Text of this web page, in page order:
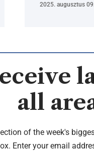
2025. augusztus
all
of the week's
Enter your email